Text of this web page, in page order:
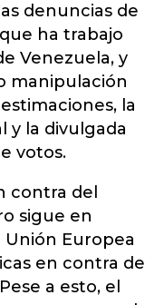
denuncias de
ha trabajo
Venezuela, y
manipulación
la
y la divulgada
votos.
contra del
sigue en
Europea
en contra de
a esto, el